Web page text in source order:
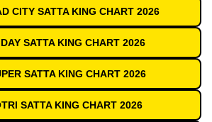
CITY SATTA KING CHART 2026
SATTA KING CHART 2026
SATTA KING CHART 2026
SATTA KING CHART 2026